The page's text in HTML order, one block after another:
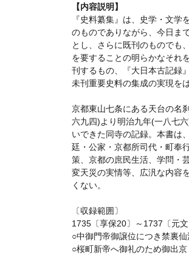
【内容説明】
『史料纂集』は、史学・文学
のものでありながら、今日ま
とし、さらに既刊のものでも
を要することの明らかなそれ
刊するもの、『大日本古記録
未刊重要史料の集成の実現を
京都東山七条にある天台の名
六九四)より明治九年(一八七
いできた同寺の記録。本書は
廷・公家・京都所司代・町奉
策、京都の庶民生活、学問・
変天災の実情等、広汎な内容
くない。
〔収録範囲〕
1735〔享保20〕～1737〔元
○中御門帝御譲位につき禁裏
○桜町新帝へ御礼のため御出京